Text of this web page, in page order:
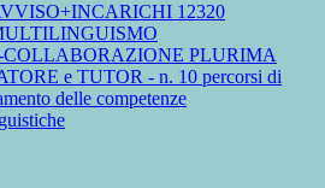
12320
COLLABORAZIONE PLURIMA
e TUTOR - n. 10 percorsi di
delle competenze